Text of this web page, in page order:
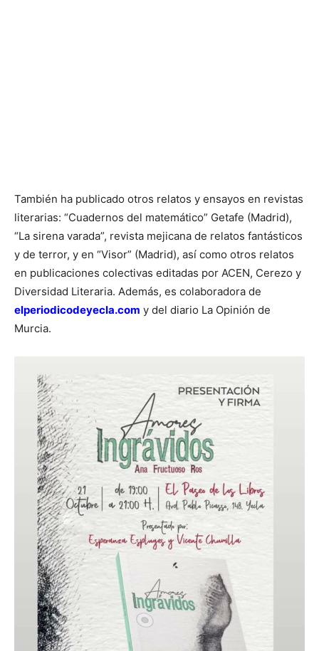
También ha publicado otros relatos y ensayos en revistas
literarias: “Cuadernos del matemático” Getafe (Madrid),
“La sirena varada”, revista mejicana de relatos fantásticos
y de terror, y en “Visor” (Madrid), así como otros relatos
en publicaciones colectivas editadas por ACEN, Cerezo y
Diversidad Literaria. Además, es colaboradora de
elperiodicodeyecla.com y del diario La Opinión de
Murcia.